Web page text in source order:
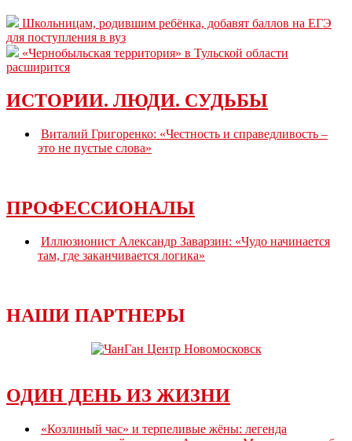
к
собакам-
поводырям
Школьницам, родившим ребёнка, добавят баллов на ЕГЭ
для поступления в вуз
«Чернобыльская территория» в Тульской области
расширится
ИСТОРИИ. ЛЮДИ. СУДЬБЫ
Виталий Григоренко: «Честность и справедливость –
это не пустые слова»
ПРОФЕССИОНАЛЫ
Иллюзионист Александр Заварзин: «Чудо начинается
там, где заканчивается логика»
НАШИ ПАРТНЕРЫ
ОДИН ДЕНЬ ИЗ ЖИЗНИ
«Козлиный час» и терпеливые жёны: легенда